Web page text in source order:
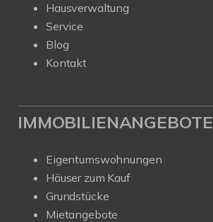
Hausverwaltung
Service
Blog
Kontakt
IMMOBILIENANGEBOTE
Eigentumswohnungen
Häuser zum Kauf
Grundstücke
Mietangebote